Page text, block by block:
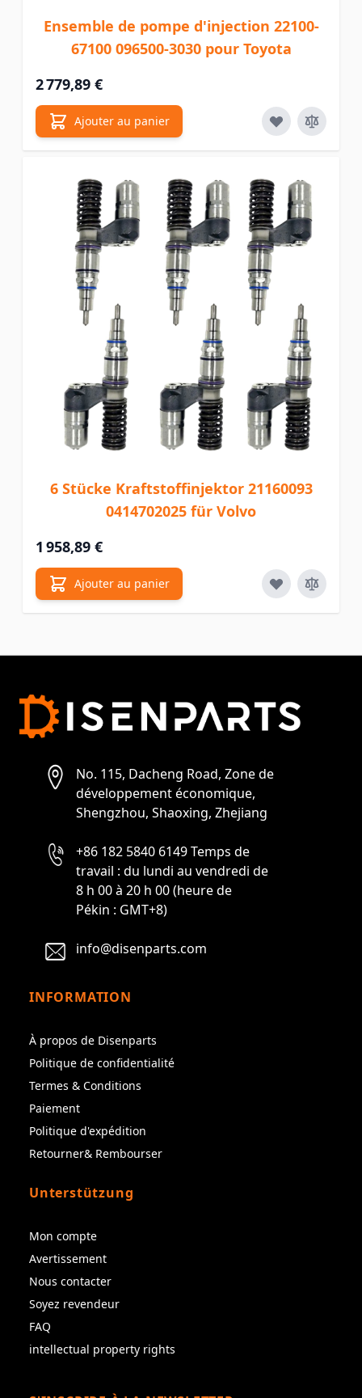
Ensemble de pompe d'injection 22100-
67100 096500-3030 pour Toyota
2 779,89 €
Ajouter au panier
6 Stücke Kraftstoffinjektor 21160093
0414702025 für Volvo
1 958,89 €
Ajouter au panier
No. 115, Dacheng Road, Zone de
développement économique,
Shengzhou, Shaoxing, Zhejiang
+86 182 5840 6149 Temps de
travail : du lundi au vendredi de
8 h 00 à 20 h 00 (heure de
Pékin : GMT+8)
info@disenparts.com
INFORMATION
À propos de Disenparts
Politique de confidentialité
Termes & Conditions
Paiement
Politique d'expédition
Retourner& Rembourser
Unterstützung
Mon compte
Avertissement
Nous contacter
Soyez revendeur
FAQ
intellectual property rights